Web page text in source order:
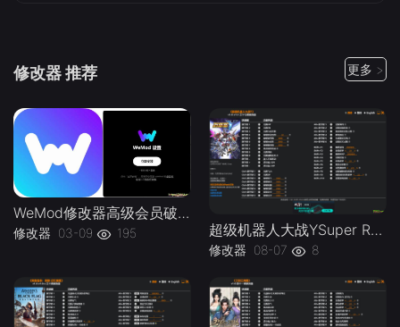
修改器 推荐 更多 >
WeMod修改器高级会员破解版.综合类修改器软件解锁版-
修改器 03-09 195 超级机器人大战YSuper Robot Wars Y v1.0-v1.2 Plus 37 Trainer-单机修改器下载-仅支持迅雷（部分修改器仅支持本站游戏本体
修改器 08-07 8